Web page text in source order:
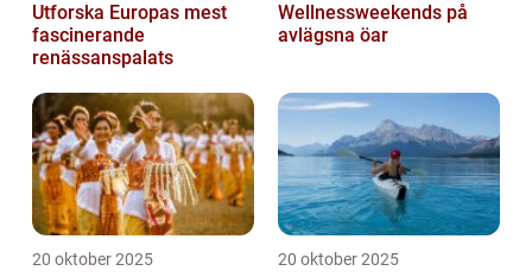
Utforska Europas mest
fascinerande
renässanspalats
Wellnessweekends på
avlägsna öar
20 oktober 2025 20 oktober 2025